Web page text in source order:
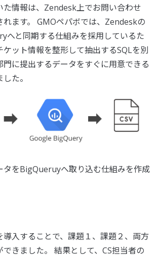
た情報は、Zendesk上でお問い合わせ
れます。 GMOペパボでは、Zendeskの
へと同期する仕組みを採用しているた
ット情報を整形して抽出するSQLを別
に提出するデータをすぐに用意できる
た。
をBigQueruyへ取り込む仕組みを作成
入することで、課題１、課題２、両方
できました。 結果として、CS担当者の